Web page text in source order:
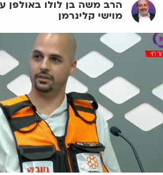
הרב משה בן לולו באולפן
מוישי קלינרמן